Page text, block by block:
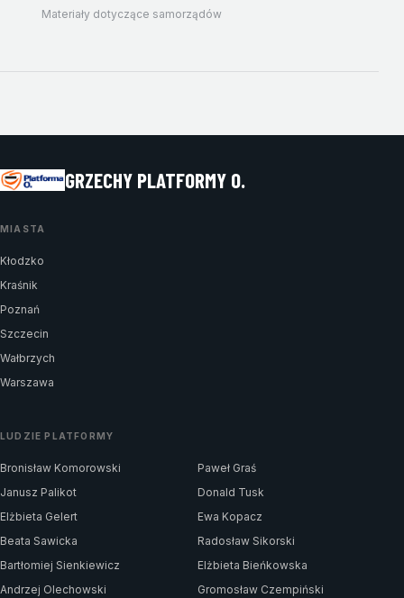
Materiały dotyczące samorządów
GRZECHY PLATFORMY O.
MIASTA
Kłodzko
Kraśnik
Poznań
Szczecin
Wałbrzych
Warszawa
LUDZIE PLATFORMY
Bronisław Komorowski
Paweł Graś
Janusz Palikot
Donald Tusk
Elżbieta Gelert
Ewa Kopacz
Beata Sawicka
Radosław Sikorski
Bartłomiej Sienkiewicz
Elżbieta Bieńkowska
Andrzej Olechowski
Gromosław Czempiński